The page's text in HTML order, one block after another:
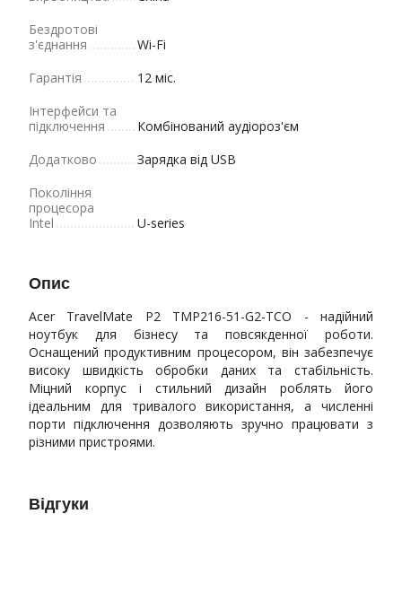
Бездротові
з'єднання
Wi-Fi
Гарантія
12 міс.
Інтерфейси та
підключення
Комбінований аудіороз'єм
Додатково
Зарядка від USB
Покоління
процесора
Intel
U-series
Опис
Acer TravelMate P2 TMP216-51-G2-TCO - надійний
ноутбук для бізнесу та повсякденної роботи.
Оснащений продуктивним процесором, він забезпечує
високу швидкість обробки даних та стабільність.
Міцний корпус і стильний дизайн роблять його
ідеальним для тривалого використання, а численні
порти підключення дозволяють зручно працювати з
різними пристроями.
Відгуки